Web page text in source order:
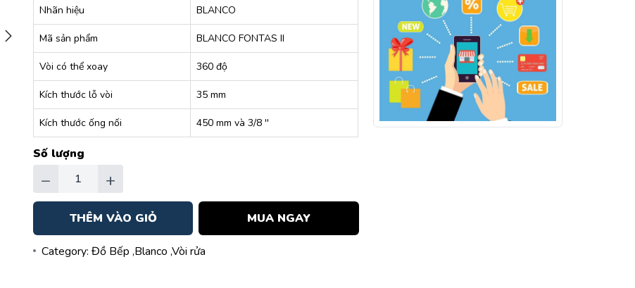
Nhãn hiệu BLANCO
Mã sản phẩm BLANCO FONTAS II
Vòi có thể xoay 360 độ
Kích thước lỗ vòi 35 mm
Kích thước ống nối 450 mm và 3/8 ''
Số lượng
− +
THÊM VÀO GIỎ MUA NGAY
Category: Đồ Bếp ,Blanco ,Vòi rửa